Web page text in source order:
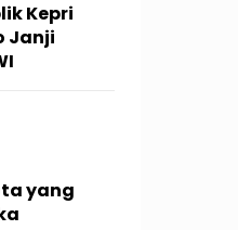
Kepri
Janji
yang